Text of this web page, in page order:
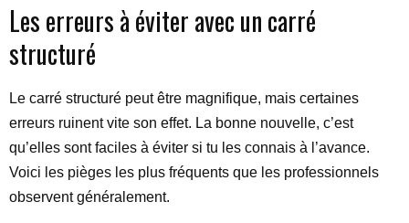
Les erreurs à éviter avec un carré
structuré
Le carré structuré peut être magnifique, mais certaines
erreurs ruinent vite son effet. La bonne nouvelle, c’est
qu’elles sont faciles à éviter si tu les connais à l’avance.
Voici les pièges les plus fréquents que les professionnels
observent généralement.